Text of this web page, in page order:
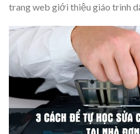
trang web giới thiệu giáo trình